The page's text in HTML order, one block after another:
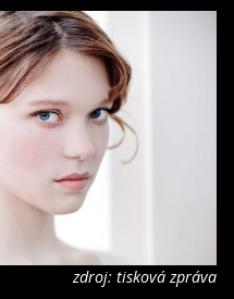
zdroj: tisková zpráva